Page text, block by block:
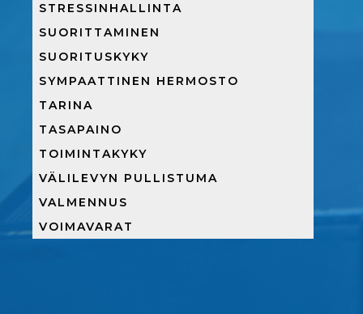
STRESSINHALLINTA
SUORITTAMINEN
SUORITUSKYKY
SYMPAATTINEN HERMOSTO
TARINA
TASAPAINO
TOIMINTAKYKY
VÄLILEVYN PULLISTUMA
VALMENNUS
VOIMAVARAT